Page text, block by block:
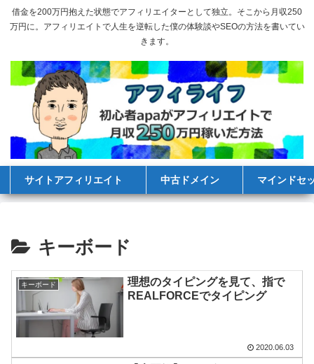
借金を200万円抱えた状態でアフィリエイターとして独立。そこから月収250
万円に。アフィリエイトで人生を逆転した僕の体験談やSEOの方法を書いてい
きます。
サイトアフィリエイト 中古ドメイン マインドセ
キーボード
キーボード
理想のタイピングを見て、指で
REALFORCEでタイピング
2020.06.03